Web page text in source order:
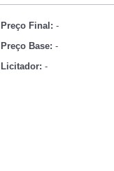
Preço Final: -
Preço Base: -
Licitador: -